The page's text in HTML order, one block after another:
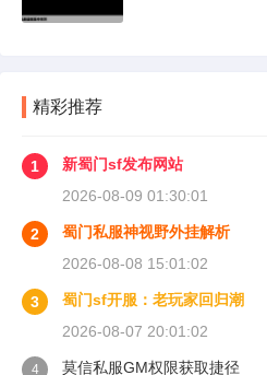
精彩推荐
1
新蜀门sf发布网站
2026-08-09 01:30:01
2
蜀门私服神视野外挂解析
2026-08-08 15:01:02
3
蜀门sf开服：老玩家回归潮
2026-08-07 20:01:02
4 莫信私服GM权限获取捷径